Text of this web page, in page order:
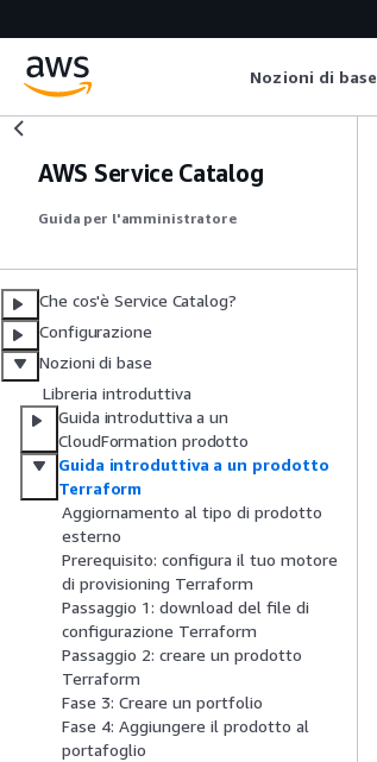
Nozioni di base
AWS Service Catalog
Guida per l'amministratore
Che cos'è Service Catalog?
Configurazione
Nozioni di base
Libreria introduttiva
Guida introduttiva a un
CloudFormation prodotto
Guida introduttiva a un prodotto
Terraform
Aggiornamento al tipo di prodotto
esterno
Prerequisito: configura il tuo motore
di provisioning Terraform
Passaggio 1: download del file di
configurazione Terraform
Passaggio 2: creare un prodotto
Terraform
Fase 3: Creare un portfolio
Fase 4: Aggiungere il prodotto al
portafoglio